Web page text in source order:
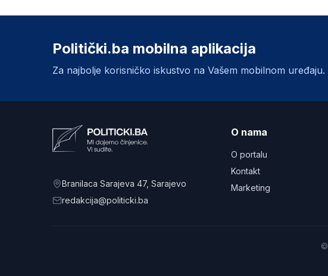
Politički.ba mobilna aplikacija
Za najbolje korisničko iskustvo na Vašem mobilnom uređaju.
Branilaca Sarajeva 47, Sarajevo
redakcija@politicki.ba
O nama
O portalu
Kontakt
Marketing
©